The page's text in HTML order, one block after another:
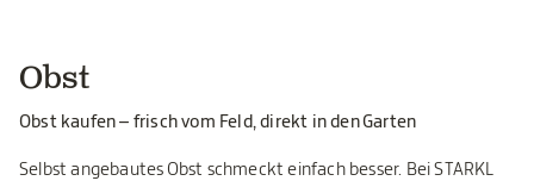
Obst
Obst kaufen – frisch vom Feld, direkt in den Garten
Selbst angebautes Obst schmeckt einfach besser. Bei STARKL